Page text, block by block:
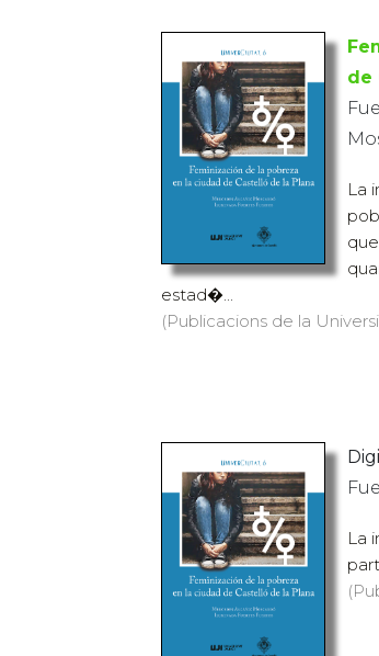
de
La
estad�...
(Publicacions de la
La